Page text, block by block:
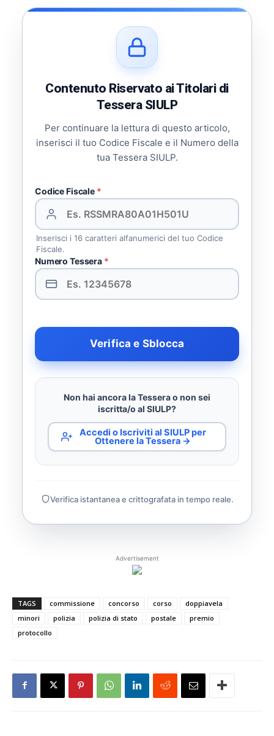
Contenuto Riservato ai Titolari di
Tessera SIULP
Per continuare la lettura di questo articolo,
inserisci il tuo Codice Fiscale e il Numero della
tua Tessera SIULP.
Codice Fiscale *
Inserisci i 16 caratteri alfanumerici del tuo Codice
Fiscale.
Numero Tessera *
Verifica e Sblocca
Non hai ancora la Tessera o non sei
iscritta/o al SIULP?
Accedi o Iscriviti al SIULP per
Ottenere la Tessera →
Verifica istantanea e crittografata in tempo reale.
Advertisement
TAGS commissione concorso corso
doppiavela
minori
polizia polizia di stato postale
premio
protocollo